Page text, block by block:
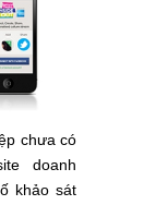
chưa có
doanh
khảo sát